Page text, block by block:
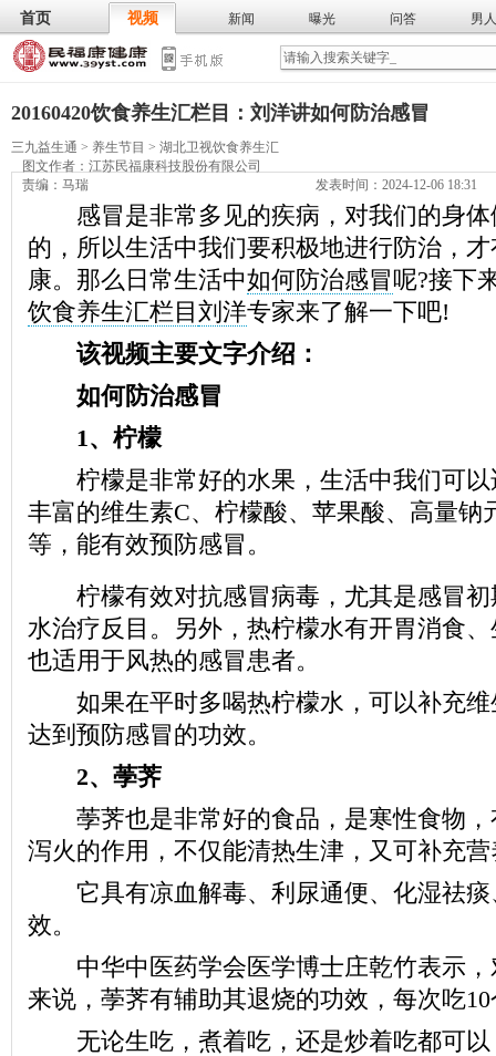
首页 视频 新闻 曝光 问答 男人
武术 气功 膳食 食谱 营养
20160420饮食养生汇栏目：刘洋讲如何防治感冒
三九益生通 > 养生节目 > 湖北卫视饮食养生汇
图文作者： 江苏民福康科技股份有限公司
责编：马瑞
发表时间：2024-12-06 18:31
感冒是非常多见的疾病，对我们的身体
的，所以生活中我们要积极地进行防治，
康。那么日常生活中如何防治感冒呢?接下
饮食养生汇栏目刘洋专家来了解一下吧!
该视频主要文字介绍：
如何防治感冒
1、柠檬
柠檬是非常好的水果，生活中我们可以
丰富的维生素C、柠檬酸、苹果酸、高量钠
等，能有效预防感冒。
柠檬有效对抗感冒病毒，尤其是感冒初
水治疗反目。另外，热柠檬水有开胃消食
也适用于风热的感冒患者。
如果在平时多喝热柠檬水，可以补充维
达到预防感冒的功效。
2、荸荠
荸荠也是非常好的食品，是寒性食物，
泻火的作用，不仅能清热生津，又可补充
它具有凉血解毒、利尿通便、化湿祛痰
效。
中华中医药学会医学博士庄乾竹表示，
来说，荸荠有辅助其退烧的功效，每次吃
无论生吃，煮着吃，还是炒着吃都可以